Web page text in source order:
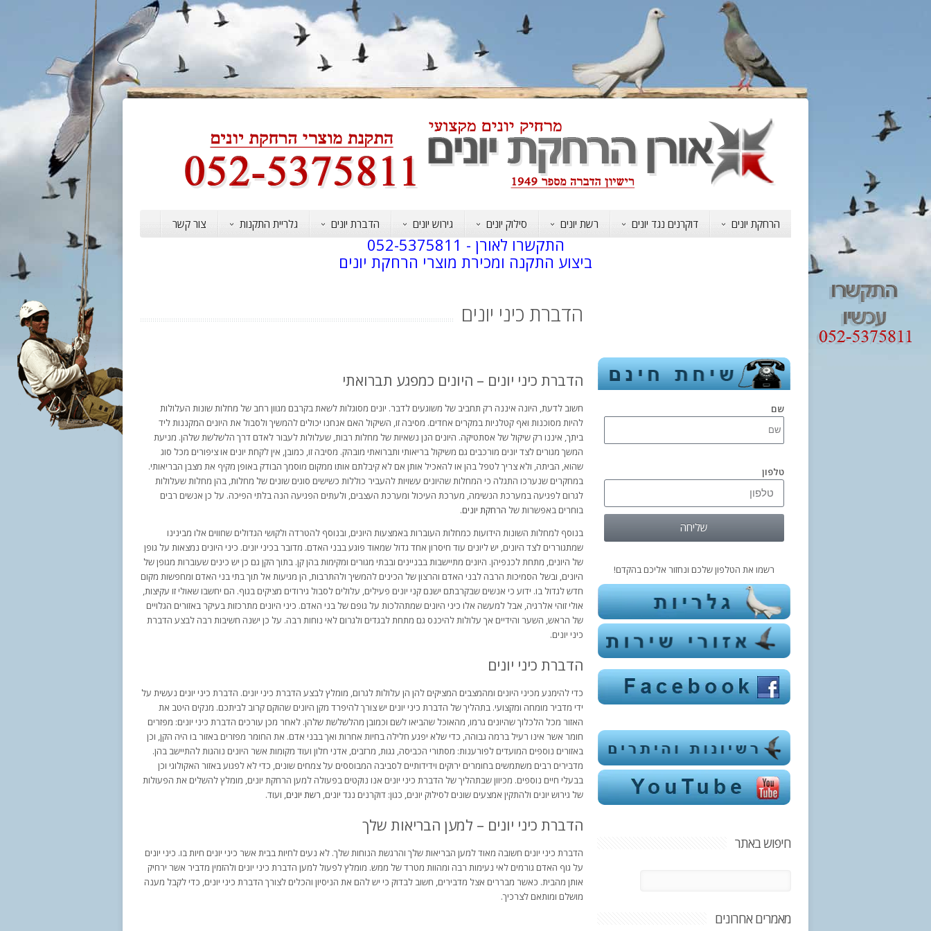
הרחקת יונים דוקרנים נגד יונים רשת יונים סילוק יונים גירוש יונים הדברת יונים גלריית התקנות צור קשר
התקשרו לאורן - 052-5375811
ביצוע התקנה ומכירת מוצרי הרחקת יונים
הדברת כיני יונים
הדברת כיני יונים – היונים כמפגע תברואתי
חשוב לדעת, היונה איננה רק תחביב של משוגעים לדבר. יונים מסוגלות לשאת בקרבם מגוון רחב של מחלות שונות העלולות
להיות מסוכנות ואף קטלניות במקרים אחדים. מסיבה זו, השיקול האם אנחנו יכולים להמשיך ולסבול את היונים המקננות ליד
ביתך, איננו רק שיקול של אסתטיקה. היונים הנן נשאיות של מחלות רבות, שעלולות לעבור לאדם דרך הלשלשת שלהן. מניעת
המשך מגורים לצד יונים מורכבים גם משיקול בריאותי ותברואתי מובהק. מסיבה זו, כמובן, אין לקחת יונים או ציפורים מכל סוג
שהוא, הביתה, ולא צריך לטפל בהן או להאכיל אותן אם לא קיבלתם אותו ממקום מוסמך הבודק באופן מקיף את מצבן הבריאותי.
במחקרים שנערכו התגלה כי המחלות שהיונים עשויות להעביר כוללות כשישים סוגים שונים של מחלות, בהן מחלות שעלולות
לגרום לפגיעה במערכת הנשימה, מערכת העיכול ומערכת העצבים, ולעתים הפגיעה הנה בלתי הפיכה. על כן אנשים רבים
בוחרים באפשרות של הרחקת יונים.
בנוסף למחלות השונות הידועות כמחלות העוברות באמצעות היונים, ובנוסף להטרדה ולקושי הגדולים שחווים אלו מבינינו
שמתגוררים לצד היונים, יש ליונים עוד חיסרון אחד גדול שמאוד פוגע בבני האדם. מדובר בכיני יונים. כיני היונים נמצאות על גופן
של היונים, מתחת לכנפיהן. היונים מתיישבות בבניינים ובבתי מגורים ומקימות בהן קן. בתוך הקן גם כן יש כינים שעוברות מגופן של
היונים, ובשל הסמיכות הרבה לבני האדם והרצון של הכינים להמשיך ולהתרבות, הן מגיעות אל תוך בתי בני האדם ומחפשות מקום
חדש לגדול בו. ידוע כי אנשים שבקרבתם ישנם קני יונים פעילים, עלולים לסבול גירודים מציקים בגוף. הם יחשבו שאולי זו עקיצות,
אולי זוהי אלרגיה, אבל למעשה אלו כיני היונים שמתהלכות על גופם של בני האדם. כיני היונים מתרכזות בעיקר באזורים הגלויים
של הראש, השער והידיים אך עלולות להיכנס גם מתחת לבגדים ולגרום לאי נוחות רבה. על כן ישנה חשיבות רבה לבצע הדברת
כיני יונים.
הדברת כיני יונים
כדי להימנע מכיני היונים ומהמצבים המציקים להן הן עלולות לגרום, מומלץ לבצע הדברת כיני יונים. הדברת כיני יונים נעשית על
ידי מדביר מומחה ומקצועי. בתהליך של הדברת כיני יונים יש צורך להיפרד מקן היונים שהוקם קרוב לביתכם. מנקים היטב את
האזור מכל הלכלוך שהיונים גרמו, מהאוכל שהביאו לשם וכמובן מהלשלשת שלהן. לאחר מכן עורכים הדברת כיני יונים: מפזרים
חומר אשר אינו רעיל ברמה גבוהה, כדי שלא יפגע חלילה בחיות אחרות ואך בבני אדם. את החומר מפזרים באזור בו היה הקן, וכן
באזורים נוספים המועדים לפורענות: מסתורי הכביסה, גגות, מרזבים, אדני חלון ועוד מקומות אשר היונים נוהגות להתיישב בהן.
מדבירים רבים משתמשים בחומרים ירוקים וידידותיים לסביבה המבוססים על צמחים שונים, כדי לא לפגוע באזור האקולוגי וכן
בבעלי חיים נוספים. מכיוון שבתהליך של הדברת כיני יונים אנו נוקטים בפעולה למען הרחקת יונים, מומלץ להשלים את הפעולות
של גירוש יונים ולהתקין אמצעים שונים לסילוק יונים, כגון: דוקרנים נגד יונים, רשת יונים, ועוד.
הדברת כיני יונים – למען הבריאות שלך
הדברת כיני יונים חשובה מאוד למען הבריאות שלך והרגשת הנוחות שלך. לא נעים לחיות בבית אשר כיני יונים חיות בו. כיני יונים
על גוף האדם גורמים לאי נעימות רבה ומהוות מטרד של ממש. מומלץ לפעול למען הדברת כיני יונים ולהזמין מדביר אשר ירחיק
אותן מהבית. כאשר מבררים אצל מדבירים, חשוב לבדוק כי יש להם את הניסיון והכלים לצורך הדברת כיני יונים, כדי לקבל מענה
מושלם ומותאם לצרכיך.
שם
טלפון
שליחה
רשמו את הטלפון שלכם ונחזור אליכם בהקדם!
חיפוש באתר
מאמרים אחרונים